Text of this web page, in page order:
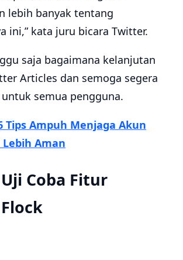
lebih banyak tentang
ini,” kata juru bicara Twitter.
saja bagaimana kelanjutan
Articles dan semoga segera
semua pengguna.
Tips Ampuh Menjaga Akun
Aman
Coba Fitur